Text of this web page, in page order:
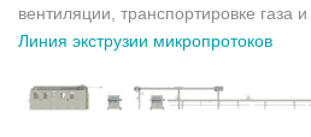
вентиляции, транспортировке газа
Линия экструзии микропротоков